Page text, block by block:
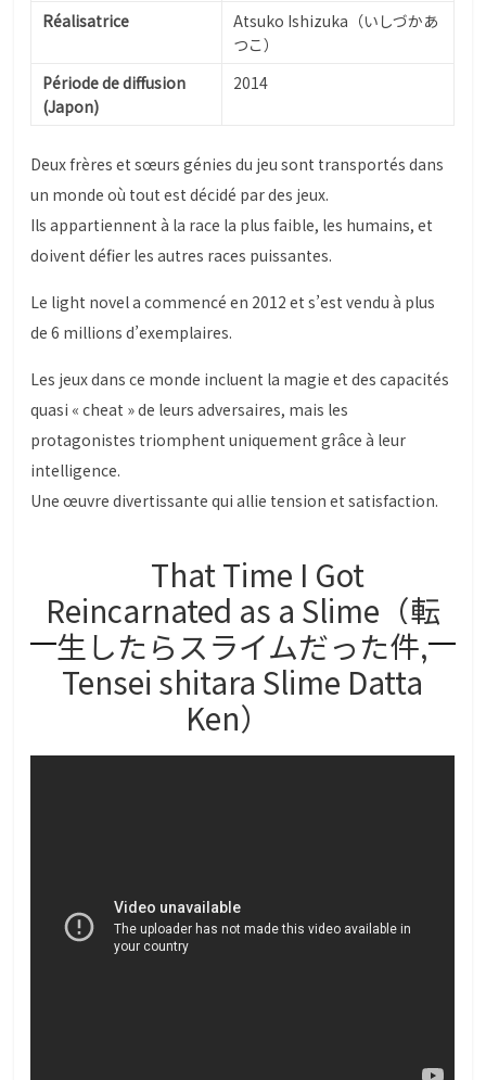
Réalisatrice
Atsuko Ishizuka（いしづかあ
つこ）
Période de diffusion
(Japon)
2014
Deux frères et sœurs génies du jeu sont transportés dans
un monde où tout est décidé par des jeux.
Ils appartiennent à la race la plus faible, les humains, et
doivent défier les autres races puissantes.
Le light novel a commencé en 2012 et s’est vendu à plus
de 6 millions d’exemplaires.
Les jeux dans ce monde incluent la magie et des capacités
quasi « cheat » de leurs adversaires, mais les
protagonistes triomphent uniquement grâce à leur
intelligence.
Une œuvre divertissante qui allie tension et satisfaction.
That Time I Got
Reincarnated as a Slime（転
生したらスライムだった件,
Tensei shitara Slime Datta
Ken）